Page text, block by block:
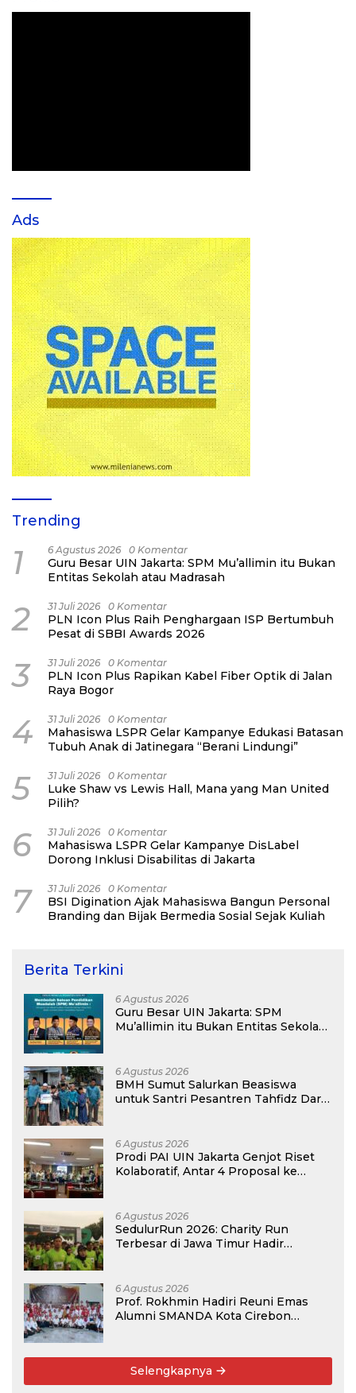
Ads
Trending
1 6 Agustus 2026 0 Komentar
Guru Besar UIN Jakarta: SPM Mu’allimin itu Bukan
Entitas Sekolah atau Madrasah
2 31 Juli 2026 0 Komentar
PLN Icon Plus Raih Penghargaan ISP Bertumbuh
Pesat di SBBI Awards 2026
3 31 Juli 2026 0 Komentar
PLN Icon Plus Rapikan Kabel Fiber Optik di Jalan
Raya Bogor
4 31 Juli 2026 0 Komentar
Mahasiswa LSPR Gelar Kampanye Edukasi Batasan
Tubuh Anak di Jatinegara “Berani Lindungi”
5 31 Juli 2026 0 Komentar
Luke Shaw vs Lewis Hall, Mana yang Man United
Pilih?
6 31 Juli 2026 0 Komentar
Mahasiswa LSPR Gelar Kampanye DisLabel
Dorong Inklusi Disabilitas di Jakarta
7 31 Juli 2026 0 Komentar
BSI Digination Ajak Mahasiswa Bangun Personal
Branding dan Bijak Bermedia Sosial Sejak Kuliah
Berita Terkini
6 Agustus 2026
Guru Besar UIN Jakarta: SPM
Mu’allimin itu Bukan Entitas Sekolah
6 Agustus 2026
BMH Sumut Salurkan Beasiswa
untuk Santri Pesantren Tahfidz Darul
6 Agustus 2026
Prodi PAI UIN Jakarta Genjot Riset
Kolaboratif, Antar 4 Proposal ke
6 Agustus 2026
SedulurRun 2026: Charity Run
Terbesar di Jawa Timur Hadir
Guru Honorer
6 Agustus 2026
Prof. Rokhmin Hadiri Reuni Emas
Alumni SMANDA Kota Cirebon
Selengkapnya